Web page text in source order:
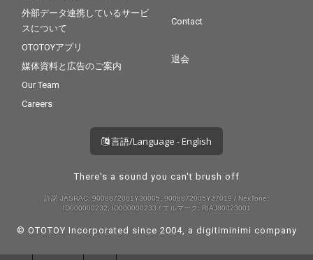
外部データ連携しているサービ
スについて
OTOTOYアプリ
媒体資料と広告のご案内
Our Team
Careers
Contact
退会
言語/Language - English
There's a sound you can't brush off
許諾 JASRAC: 9008872001Y30005, 9008872005Y37019 / NexTone:
ID000000232, ID000000233 / エルマーク: RIAJ80023001
© OTOTOY Incorporated since 2004, a digitiminimi company